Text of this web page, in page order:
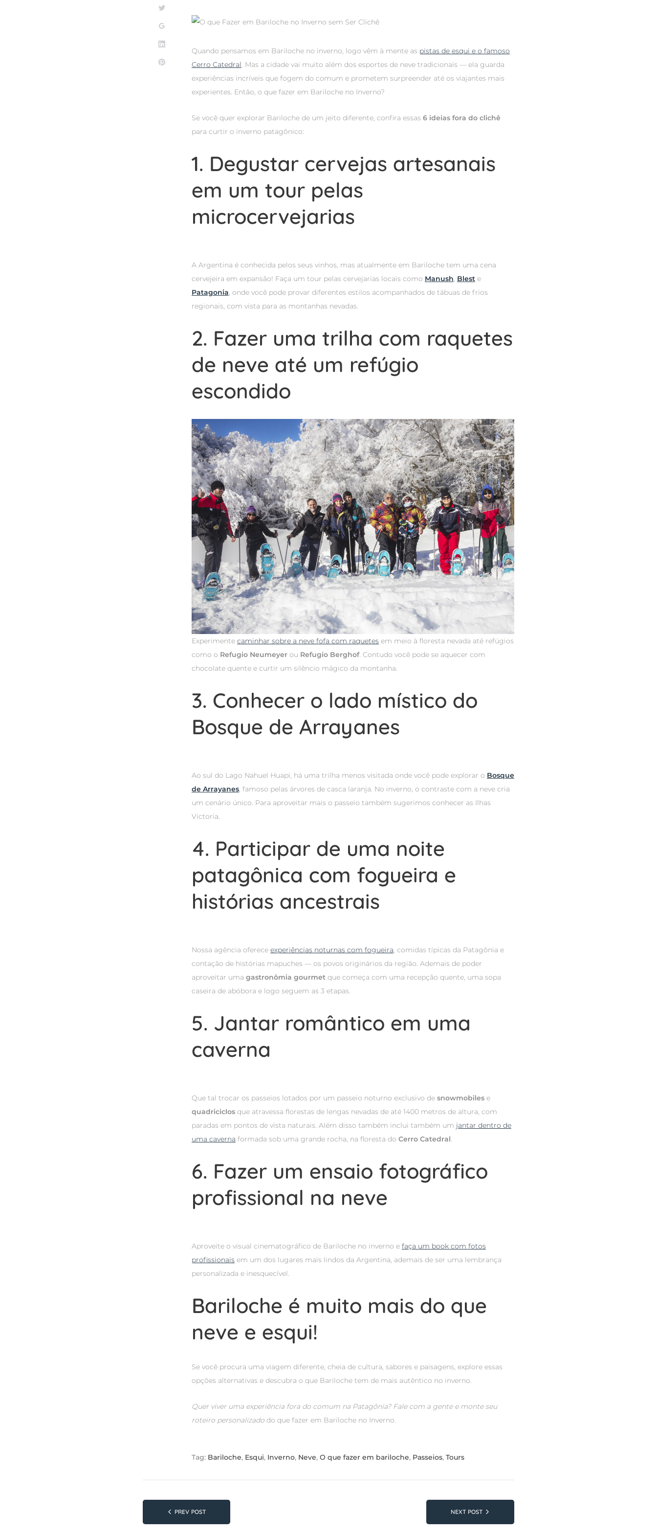
Twitter
Google+
Pinterest
Quando pensamos em Bariloche no inverno, logo vêm à mente as pistas de esqui e o famoso
Cerro Catedral. Mas a cidade vai muito além dos esportes de neve tradicionais — ela guarda
experiências incríveis que fogem do comum e prometem surpreender até os viajantes mais
experientes. Então, o que fazer em Bariloche no Inverno?
Se você quer explorar Bariloche de um jeito diferente, confira essas 6 ideias fora do clichê
para curtir o inverno patagônico:
1. Degustar cervejas artesanais
em um tour pelas
microcervejarias
A Argentina é conhecida pelos seus vinhos, mas atualmente em Bariloche tem uma cena
cervejeira em expansão! Faça um tour pelas cervejarias locais como Manush, Bleste
Patagonia, onde você pode provar diferentes estilos acompanhados de tábuas de frios
regionais, com vista para as montanhas nevadas.
2. Fazer uma trilha com raquetes
de neve até um refúgio
escondido
Experimente caminhar sobre a neve fofa com raquetesem meio à floresta nevada até refúgios
como o Refugio Neumeyerou Refugio Berghof. Contudo você pode se aquecer com
chocolate quente e curtir um silêncio mágico da montanha.
3. Conhecer o lado místico do
Bosque de Arrayanes
Ao sul do Lago Nahuel Huapi, há uma trilha menos visitada onde você pode explorar o Bosque
de Arrayanes, famoso pelas árvores de casca laranja. No inverno, o contraste com a neve cria
um cenário único. Para aproveitar mais o passeio também sugerimos conhecer as Ilhas
Victoria.
4. Participar de uma noite
patagônica com fogueira e
histórias ancestrais
Nossa agência oferece experiências noturnas com fogueira, comidas típicas da Patagônia e
contação de histórias mapuches — os povos originários da região. Ademais de poder
aproveitar uma gastronômia gourmetque começa com uma recepção quente, uma sopa
caseira de abóbora e logo seguem as 3 etapas.
5. Jantar romântico em uma
caverna
Que tal trocar os passeios lotados por um passeio noturno exclusivo de snowmobilese
quadriciclosque atravessa florestas de lengas nevadas de até 1400 metros de altura, com
paradas em pontos de vista naturais. Além disso também inclui também um jantar dentro de
uma caverna formada sob uma grande rocha, na floresta do Cerro Catedral.
6. Fazer um ensaio fotográfico
profissional na neve
Aproveite o visual cinematográfico de Bariloche no inverno e faça um book com fotos
profissionaisem um dos lugares mais lindos da Argentina, ademais de ser uma lembrança
personalizada e inesquecível.
Bariloche é muito mais do que
neve e esqui!
Se você procura uma viagem diferente, cheia de cultura, sabores e paisagens, explore essas
opções alternativas e descubra o que Bariloche tem de mais autêntico no inverno.
Quer viver uma experiência fora do comum na Patagônia? Fale com a gente e monte seu
roteiro personalizadodo que fazer em Bariloche no Inverno.
Tag: Bariloche, Esqui, Inverno, Neve, O que fazer em bariloche, Passeios, Tours
Navegação
PREV POST NEXT POST